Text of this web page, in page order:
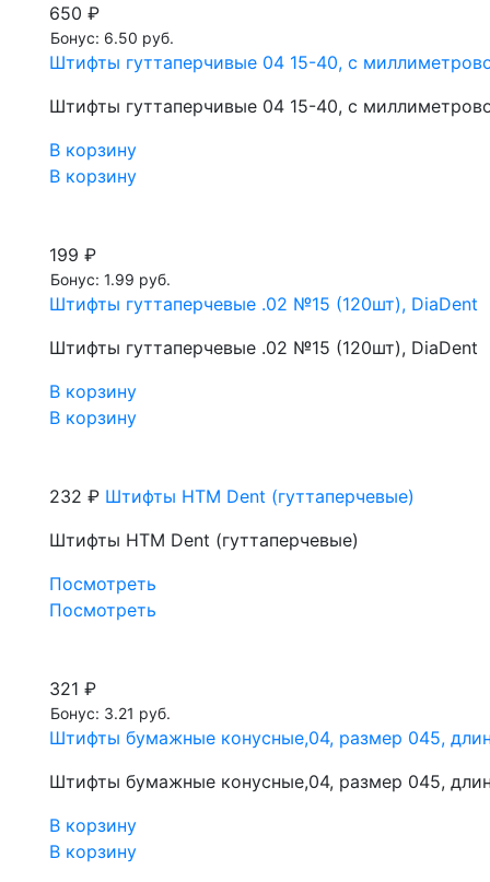
650 ₽
Бонус: 6.50 руб.
Штифты гуттаперчивые 04 15-40, с
Штифты гуттаперчивые 04 15-40, с
В корзину
В корзину
199 ₽
Бонус: 1.99 руб.
Штифты гуттаперчевые .02 №15 (120шт), DiaDent
Штифты гуттаперчевые .02 №15 (120шт), DiaDent
В корзину
В корзину
232 ₽ Штифты HTM Dent (гуттаперчевые)
Штифты HTM Dent (гуттаперчевые)
Посмотреть
Посмотреть
321 ₽
Бонус: 3.21 руб.
Штифты бумажные конусные,04, размер 045,
Штифты бумажные конусные,04, размер 045,
В корзину
В корзину